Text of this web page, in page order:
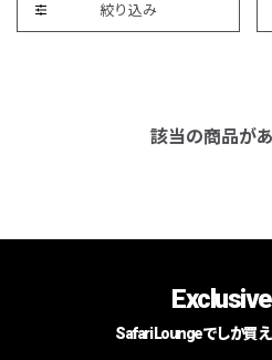
絞り込み
該当の商品が
Safari Loungeでしか買